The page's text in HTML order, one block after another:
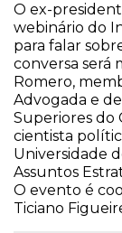
O ex-
webinário do
para falar
conversa será
Romero,
Advogada e
Superiores do
cientista
Universidade
Assuntos
O evento é
Ticiano